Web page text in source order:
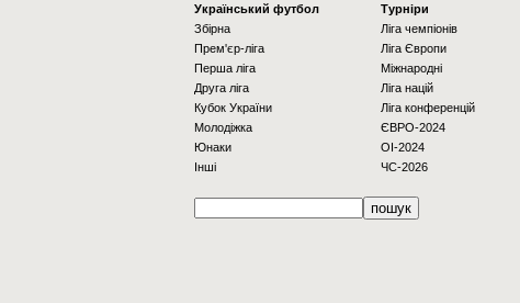
Українcький футбол
Збірна
Прем'єр-ліга
Перша ліга
Друга ліга
Кубок України
Молодіжка
Юнаки
Інші
Турніри
Ліга чемпіонів
Ліга Європи
Міжнародні
Ліга націй
Ліга конференцій
ЄВРО-2024
OI-2024
ЧС-2026